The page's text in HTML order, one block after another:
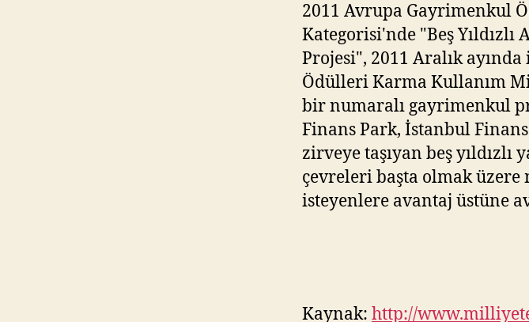
2011 Avrupa Gayrimenkul
Kategorisi'nde "Beş
Projesi", 2011 Aralık
Ödülleri Karma Kullanım
bir numaralı gayrimenkul
Finans Park, İstanbul
zirveye taşıyan beş yıldızlı
çevreleri başta olmak üzere
isteyenlere avantaj üstüne
Kaynak: http://